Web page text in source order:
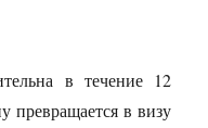
в течение 12
превращается в визу